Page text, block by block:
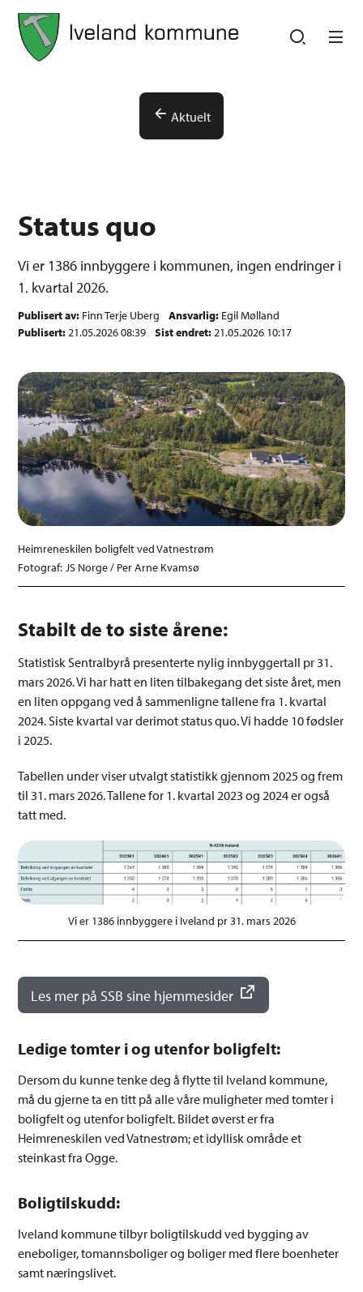
Iveland kommune
Aktuelt
Status quo
Vi er 1386 innbyggere i kommunen, ingen endringer i
1. kvartal 2026.
Publisert av Finn Terje Uberg Ansvarlig Egil Mølland
Publisert 21.05.2026 08:39 Sist endret 21.05.2026 10:17
Heimreneskilen boligfelt ved Vatnestrøm
JS Norge / Per Arne Kvamsø
Stabilt de to siste årene:
Statistisk Sentralbyrå presenterte nylig innbyggertall pr 31.
mars 2026. Vi har hatt en liten tilbakegang det siste året, men
en liten oppgang ved å sammenligne tallene fra 1. kvartal
2024. Siste kvartal var derimot status quo. Vi hadde 10 fødsler
i 2025.
Tabellen under viser utvalgt statistikk gjennom 2025 og frem
til 31. mars 2026. Tallene for 1. kvartal 2023 og 2024 er også
tatt med.
Vi er 1386 innbyggere i Iveland pr 31. mars 2026
Les mer på SSB sine hjemmesider
Ledige tomter i og utenfor boligfelt:
Dersom du kunne tenke deg å flytte til Iveland kommune,
må du gjerne ta en titt på alle våre muligheter med tomter i
boligfelt og utenfor boligfelt. Bildet øverst er fra
Heimreneskilen ved Vatnestrøm; et idyllisk område et
steinkast fra Ogge.
Boligtilskudd:
Iveland kommune tilbyr boligtilskudd ved bygging av
eneboliger, tomannsboliger og boliger med flere boenheter
samt næringslivet.